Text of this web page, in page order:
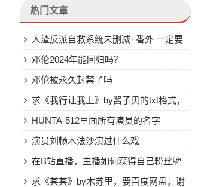
热门文章
人渣反派自救系统未删减+番外 一定要
全的~~~~百度云
邓伦2024年能回归吗？
邓伦被永久封禁了吗
求《我行让我上》by酱子贝的txt格式，
最好百度网盘下载
HUNTA-512里面所有演员的名字
演员刘畅木法沙演过什么戏
在B站直播，主播如何获得自己粉丝牌
子？求《某某》by木苏里，要百度网盘，谢